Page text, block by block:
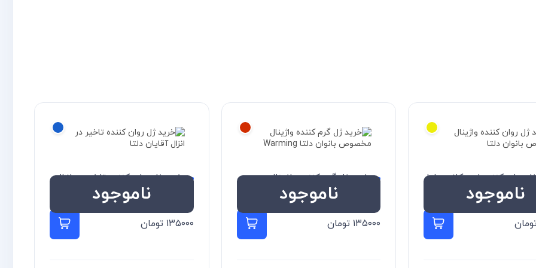
ناموجود
روان کننده لوبریکانت دلتا
بیشتر
ناموجود
خرید ژل گرم کننده واژینال
مخصوص بانوان دلتا
۱۳۵۰۰۰ تومان
اطلاعات بیشتر
ناموجود
خرید ژل روان کننده تاخیر در انزال
۱۳۵۰۰۰ تومان
اطلاعات بیشتر